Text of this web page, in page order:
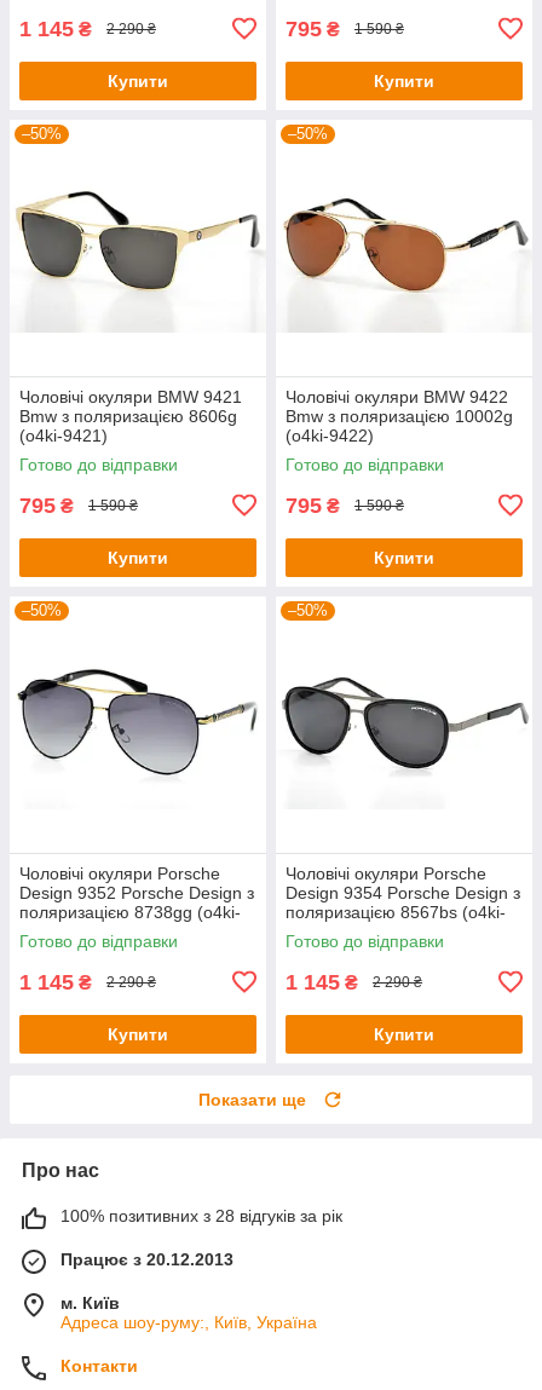
1 145 ₴ 2 290 ₴
Купити
795 ₴ 1 590 ₴
Купити
–50%
Чоловічі окуляри BMW 9421
Bmw з поляризацією 8606g
(o4ki-9421)
Готово до відправки
795 ₴ 1 590 ₴
Купити
–50%
Чоловічі окуляри BMW 9422
Bmw з поляризацією 10002g
(o4ki-9422)
Готово до відправки
795 ₴ 1 590 ₴
Купити
–50%
Чоловічі окуляри Porsche
Design 9352 Porsche Design з
поляризацією 8738gg (o4ki-
9352)
Готово до відправки
1 145 ₴ 2 290 ₴
Купити
–50%
Чоловічі окуляри Porsche
Design 9354 Porsche Design з
поляризацією 8567bs (o4ki-
9354)
Готово до відправки
1 145 ₴ 2 290 ₴
Купити
Показати ще
Про нас
100% позитивних з 28 відгуків за рік
Працює з 20.12.2013
м. Київ
Адреса шоу-руму:, Київ, Україна
Контакти